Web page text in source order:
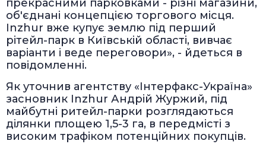
прекрасними парковками - різні магазини,
об'єднані концепцією торгового місця.
Inzhur вже купує землю під перший
рітейл-парк в Київській області, вивчає
варіанти і веде переговори», - йдеться в
повідомленні.
Як уточнив агентству «Інтерфакс-Україна»
засновник Inzhur Андрій Журжий, під
майбутні ритейл-парки розглядаються
ділянки площею 1,5-3 га, в передмісті з
високим трафіком потенційних покупців.